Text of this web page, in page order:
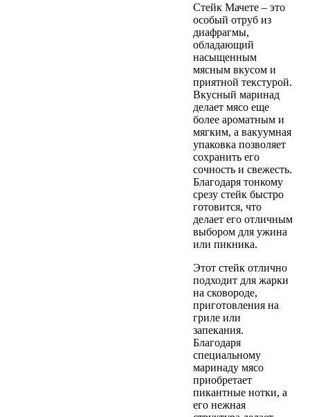
Стейк Мачете – это
особый отруб из
диафрагмы,
обладающий
насыщенным
мясным вкусом и
приятной текстурой.
Вкусный маринад
делает мясо еще
более ароматным и
мягким, а вакуумная
упаковка позволяет
сохранить его
сочность и свежесть.
Благодаря тонкому
срезу стейк быстро
готовится, что
делает его отличным
выбором для ужина
или пикника.
Этот стейк отлично
подходит для жарки
на сковороде,
приготовления на
гриле или
запекания.
Благодаря
специальному
маринаду мясо
приобретает
пикантные нотки, а
его нежная